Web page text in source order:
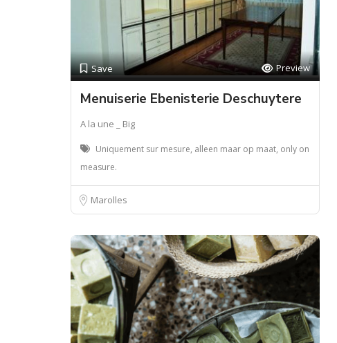
Save Preview
Menuiserie Ebenisterie Deschuytere
A la une _ Big
Uniquement sur mesure, alleen maar op maat, only on
measure.
Marolles